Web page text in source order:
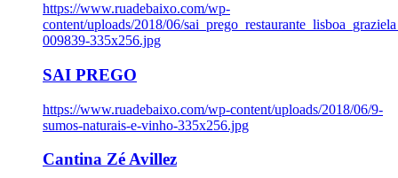
https://www.ruadebaixo.com/wp-
content/uploads/2018/06/
009839-335x256.jpg
SAI PREGO
https://www.ruadebaixo.com/wp-content/uploads/2018/06/9-
sumos-naturais-e-vinho-335x256.jpg
Cantina Zé Avillez